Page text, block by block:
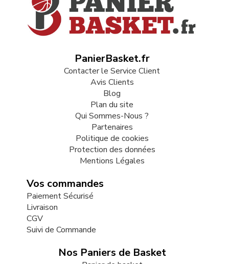
PanierBasket.fr
Contacter le Service Client
Avis Clients
Blog
Plan du site
Qui Sommes-Nous ?
Partenaires
Politique de cookies
Protection des données
Mentions Légales
Vos commandes
Paiement Sécurisé
Livraison
CGV
Suivi de Commande
Nos Paniers de Basket